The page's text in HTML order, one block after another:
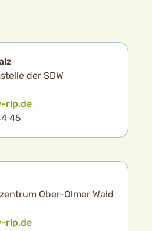
der SDW
rlp.de
45
Ober-Olmer Wald
rlp.de